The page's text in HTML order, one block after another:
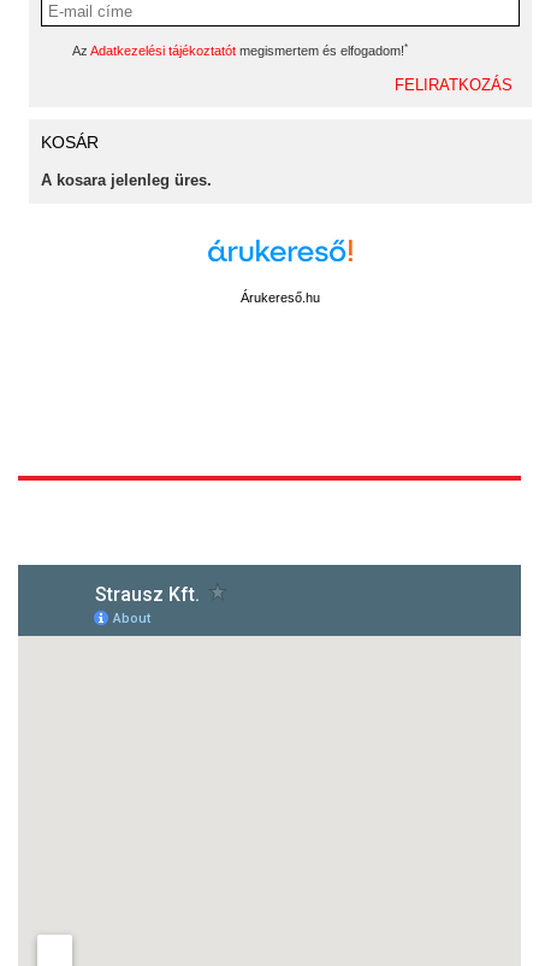
Az Adatkezelési tájékoztatót megismertem és elfogadom!*
KOSÁR
A kosara jelenleg üres.
Árukereső.hu